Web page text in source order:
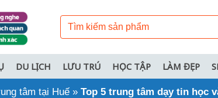
DU LỊCH LƯU TRÚ HỌC TẬP LÀM ĐẸP
tâm tại Huế » Top 5 trung tâm dạy tin học